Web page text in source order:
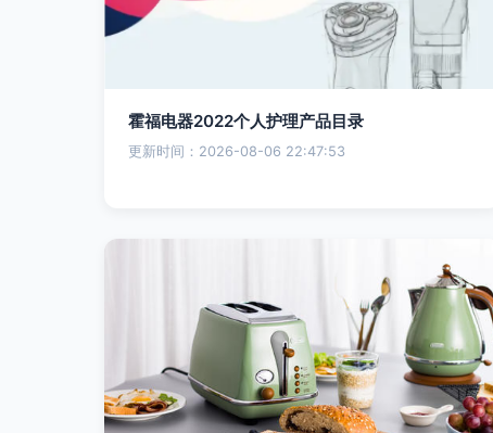
霍福电器2022个人护理产品目录
更新时间：2026-08-06 22:47:53